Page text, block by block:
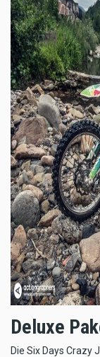
Deluxe
Die Six Days Crazy